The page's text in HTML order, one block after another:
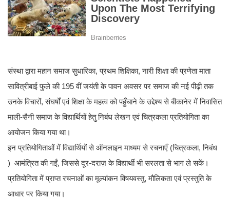
संस्था द्वारा महान समाज सुधारिका, प्रथम शिक्षिका, नारी शिक्षा की प्रणेता माता
सावित्रीबाई फुले की 195 वीं जयंती के पावन अवसर पर समाज की नई पीढ़ी तक
उनके विचारों, संघर्षों एवं शिक्षा के महत्व को पहुँचाने के उद्देश्य से बीकानेर में निवासित
माली-सैनी समाज के विद्यार्थियों हेतु निबंध लेखन एवं चित्रकला प्रतियोगिता का
आयोजन किया गया था।
इन प्रतियोगिताओं में विद्यार्थियों से ऑनलाइन माध्यम से रचनाएँ (चित्रकला, निबंध
) आमंत्रित की गईं, जिससे दूर-दराज़ के विद्यार्थी भी सरलता से भाग ले सकें।
प्रतियोगिता में प्राप्त रचनाओं का मूल्यांकन विषयवस्तु, मौलिकता एवं प्रस्तुति के
आधार पर किया गया।